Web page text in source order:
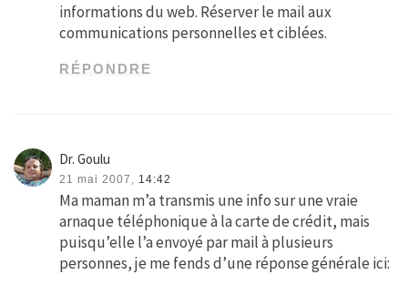
informations du web. Réserver le mail aux
communications personnelles et ciblées.
RÉPONDRE
Dr. Goulu
21 mai 2007, 14:42
Ma maman m’a transmis une info sur une vraie
arnaque téléphonique à la carte de crédit, mais
puisqu’elle l’a envoyé par mail à plusieurs
personnes, je me fends d’une réponse générale ici: